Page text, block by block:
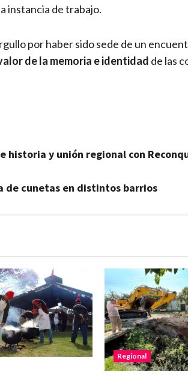
instancia de trabajo.
por haber sido sede de un
de la memoria e identidad de las
historia y unión regional con
de cunetas en distintos barrios
Regional